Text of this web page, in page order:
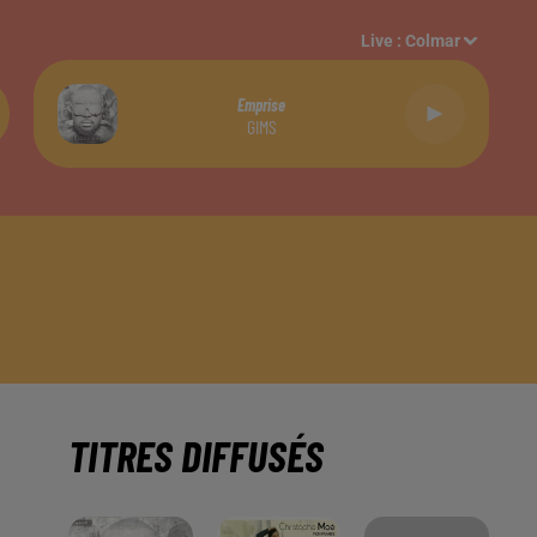
Live :Colmar
Emprise
GIMS
TITRES DIFFUSÉS